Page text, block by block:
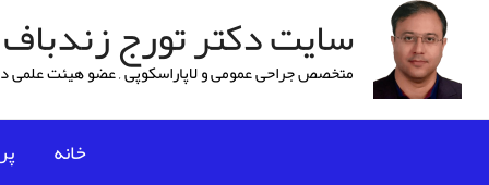
سایت دکتر تورج زندباف
متخصص جراحی عمومی و لاپاراسكوپی , عضو هیئت علمی
خانه